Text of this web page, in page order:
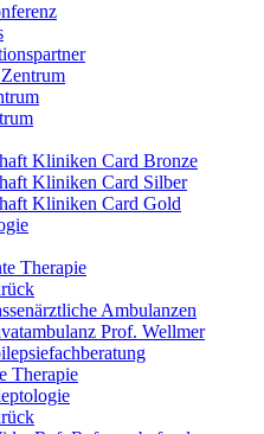
Kliniken Card Bronze
Kliniken Card Silber
Kliniken Card Gold
Therapie
Ambulanzen
Prof. Wellmer
Therapie